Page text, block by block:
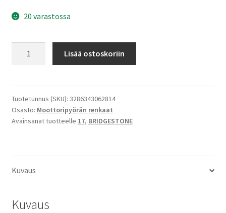
20 varastossa
ZR
17
(58W)
Lisää ostoskoriin
Tuotetunnus (SKU): 3286343062814
Osasto: Moottoripyörän renkaat
Avainsanat tuotteelle 17, BRIDGESTONE
Kuvaus
Kuvaus